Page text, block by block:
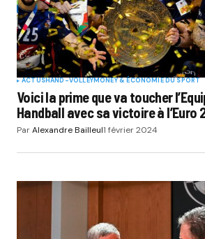
ACTUSHAND-VOLLEYMONEY & ÉCONOMIE DU SPORT
Voici la prime que va toucher
Handball avec sa victoire à l’Euro
ParAlexandre Bailleul1 février 2024